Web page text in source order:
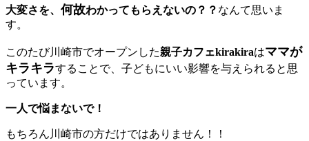
大変さを、 何故わかってもらえないの？？ なんて思いま
す。
このたび川崎市でオープンした親子カフェkirakiraはママが
キラキラすることで、子どもにいい影響を与えられると思
っています。
一人で悩まないで！
もちろん川崎市の方だけではありません！！